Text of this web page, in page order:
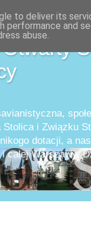
i Związku
dotacji, a
całej Warszawy.
to deliver its
performance and
abuse.